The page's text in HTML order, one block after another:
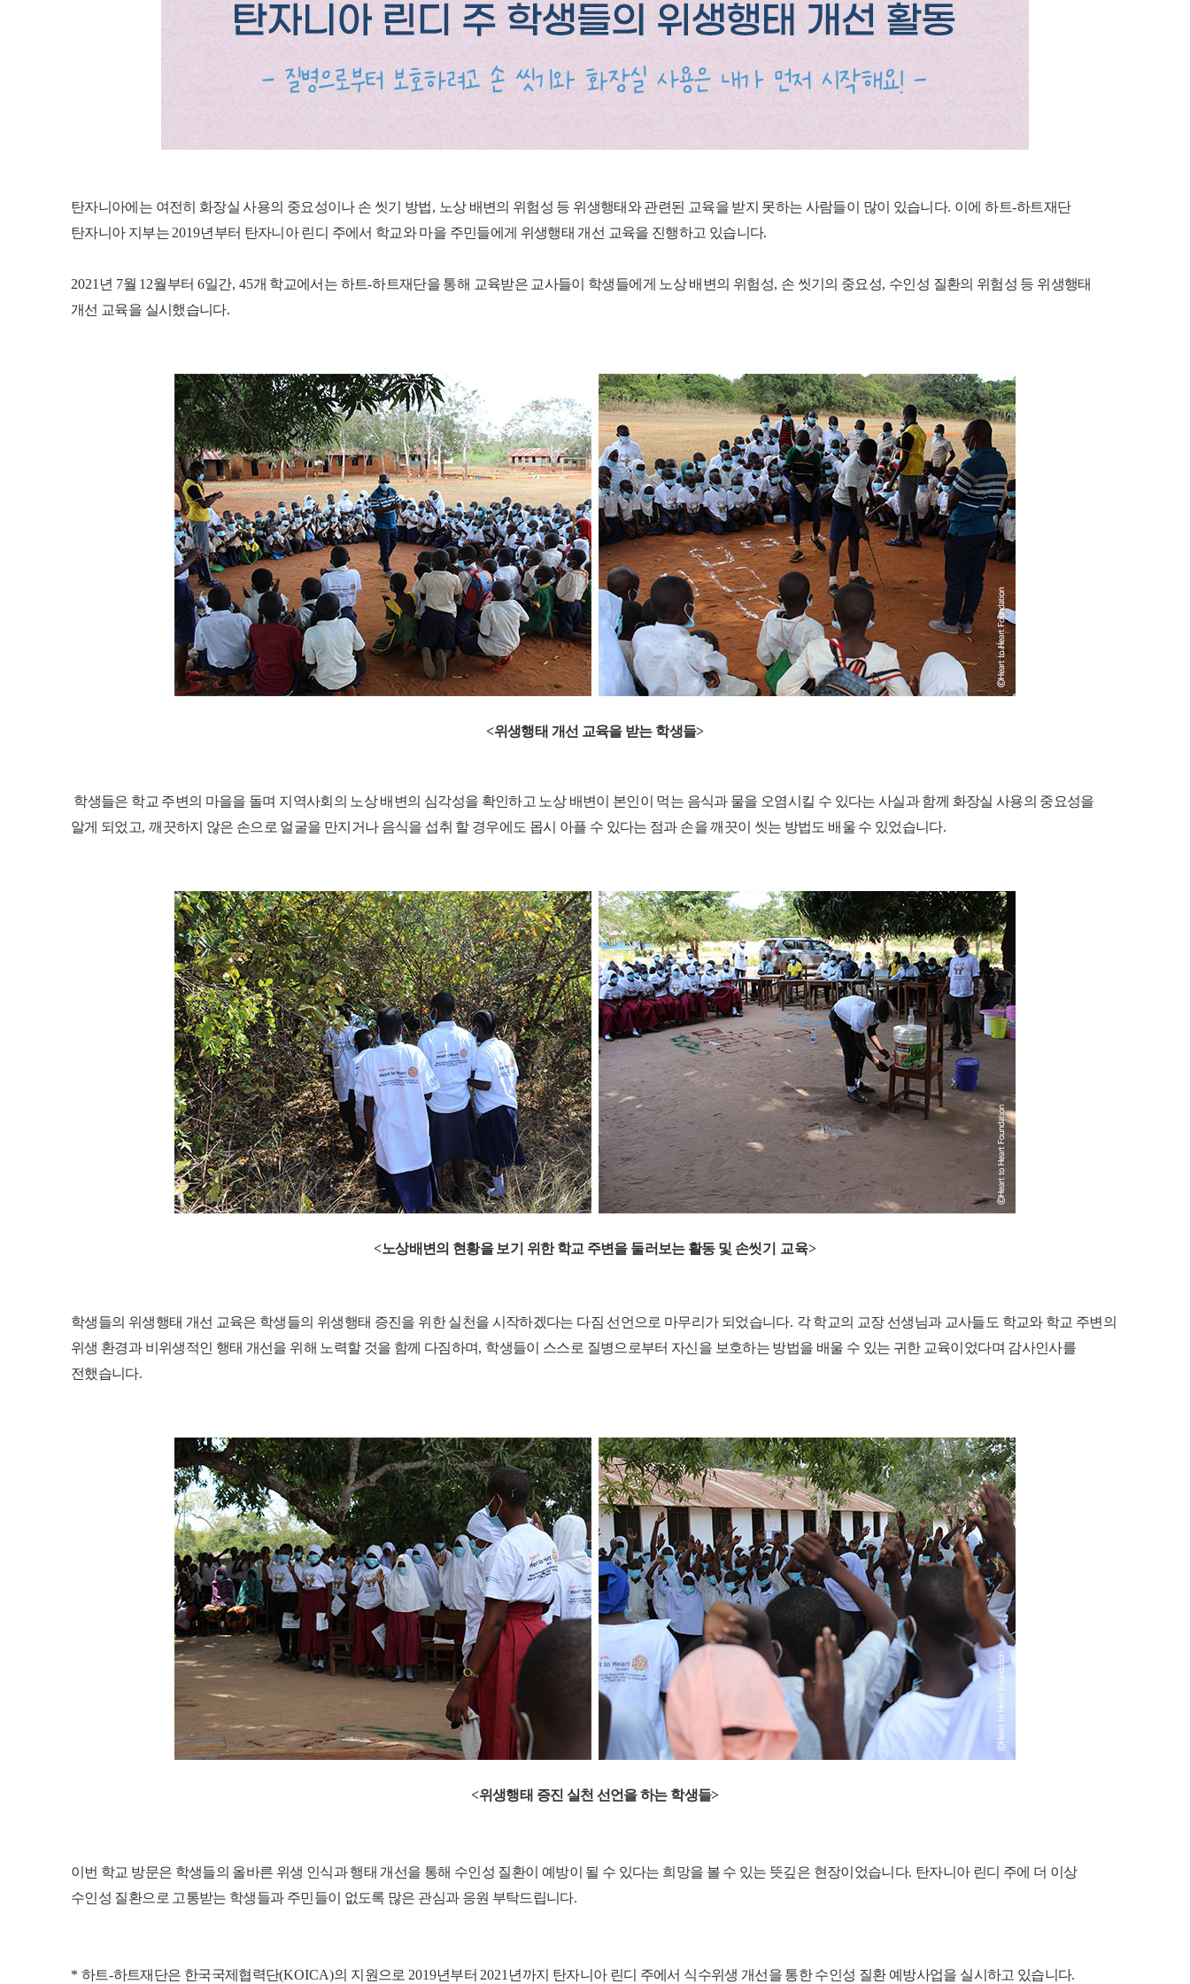
탄자니아에는 여전히 화장실 사용의 중요성이나 손 씻기 방법, 노상 배변의 위험성 등 위생행태와 관련된 교육을 받지 못하는 사람들이 많이 있습니다. 이에 하트-하트재단
탄자니아 지부는 2019년부터 탄자니아 린디 주에서 학교와 마을 주민들에게 위생행태 개선 교육을 진행하고 있습니다.
2021 년 7월 12월부터 6일간, 45개 학교에서는 하트-하트재단을 통해 교육받은 교사들이 학생들에게 노상 배변의 위험성, 손 씻기의 중요성, 수인성 질환의 위험성 등 위생행태
개선 교육을 실시했습니다.
<위생행태 개선 교육을 받는 학생들>
학생들은 학교 주변의 마을을 돌며 지역사회의 노상 배변의 심각성을 확인하고 노상 배변이 본인이 먹는 음식과 물을 오염시킬 수 있다는 사실과 함께 화장실 사용의 중요성을
알게 되었고,깨끗하지 않은 손으로 얼굴을 만지거나 음식을 섭취 할 경우에도 몹시 아플 수 있다는 점과 손을 깨끗이 씻는 방법도 배울 수 있었습니다.
<노상배변의 현황을 보기 위한 학교 주변을 둘러보는 활동 및 손씻기 교육>
학생들의 위생행태 개선 교육은 학생들의 위생행태 증진을 위한 실천을 시작하겠다는 다짐 선언으로 마무리가 되었습니다. 각 학교의 교장 선생님과 교사들도 학교와 학교 주변의
위생 환경과 비위생적인 행태 개선을 위해 노력할 것을 함께 다짐하며, 학생들이 스스로 질병으로부터 자신을 보호하는 방법을 배울 수 있는 귀한 교육이었다며 감사인사를
전했습니다.
<위생행태 증진 실천 선언을 하는 학생들>
이번 학교 방문은 학생들의 올바른 위생 인식과 행태 개선을 통해 수인성 질환이 예방이 될 수 있다는 희망을 볼 수 있는 뜻깊은 현장이었습니다. 탄자니아 린디 주에 더 이상
수인성 질환으로 고통받는 학생들과 주민들이 없도록 많은 관심과 응원 부탁드립니다.
* 하트-하트재단은 한국국제협력단(KOICA)의 지원으로 2019년부터 2021 년까지 탄자니아 린디 주에서 식수위생 개선을 통한 수인성 질환 예방사업을 실시하고 있습니다.